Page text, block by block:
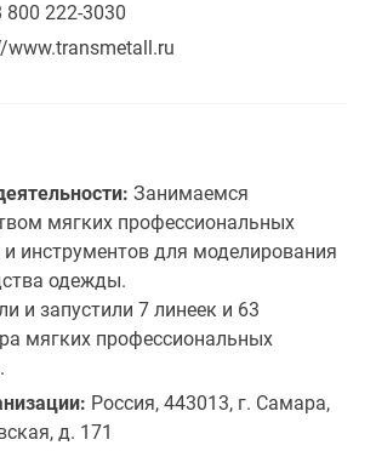
800 222-3030
www.transmetall.ru
Занимаемся
мягких профессиональных
инструментов для моделирования
одежды.
и запустили 7 линеек и 63
мягких профессиональных
Россия, 443013, г. Самара,
д. 171